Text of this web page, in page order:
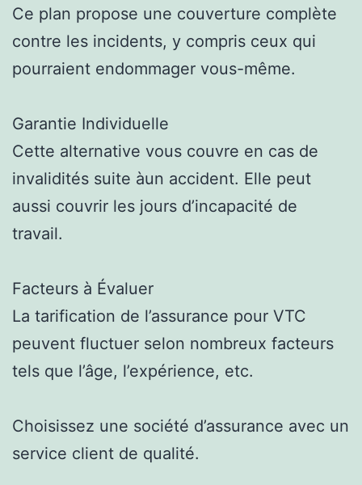
Ce plan propose une couverture complète
contre les incidents, y compris ceux qui
pourraient endommager vous-même.
Garantie Individuelle
Cette alternative vous couvre en cas de
invalidités suite àun accident. Elle peut
aussi couvrir les jours d’incapacité de
travail.
Facteurs à Évaluer
La tarification de l’assurance pour VTC
peuvent fluctuer selon nombreux facteurs
tels que l’âge, l’expérience, etc.
Choisissez une société d’assurance avec un
service client de qualité.